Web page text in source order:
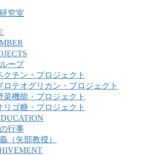
ープ
クチン・プロジェクト
ロテオグリカン・プロジェクト
菜機能・プロジェクト
リゴ糖・プロジェクト
行事
（矢部教授）